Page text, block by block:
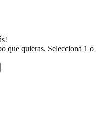
que quieras. Selecciona 1 o